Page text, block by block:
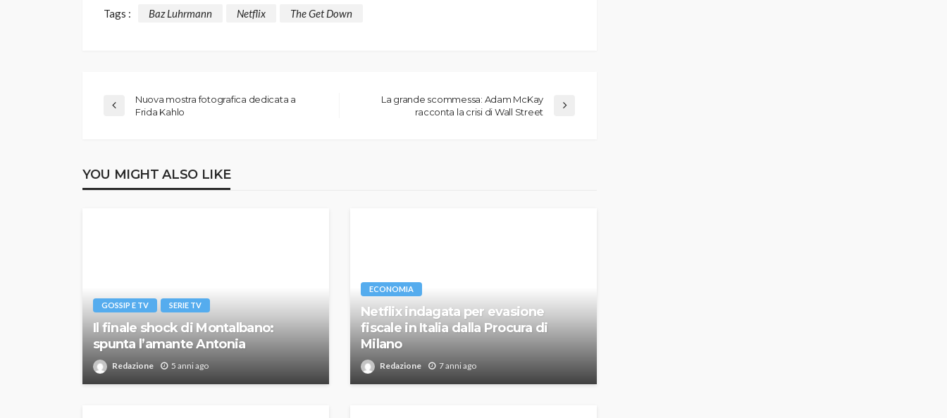
Tags : Baz Luhrmann Netflix The Get Down
Nuova mostra fotografica dedicata a
Frida Kahlo
La grande scommessa: Adam McKay
racconta la crisi di Wall Street
YOU MIGHT ALSO LIKE
GOSSIP E TV SERIE TV
Il finale shock di Montalbano:
spunta l’amante Antonia
Redazione 5 anni ago
ECONOMIA
Netflix indagata per evasione
fiscale in Italia dalla Procura di
Milano
Redazione 7 anni ago